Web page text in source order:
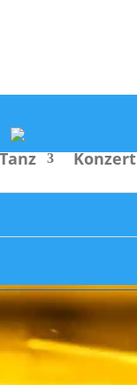
Tanz Konzert